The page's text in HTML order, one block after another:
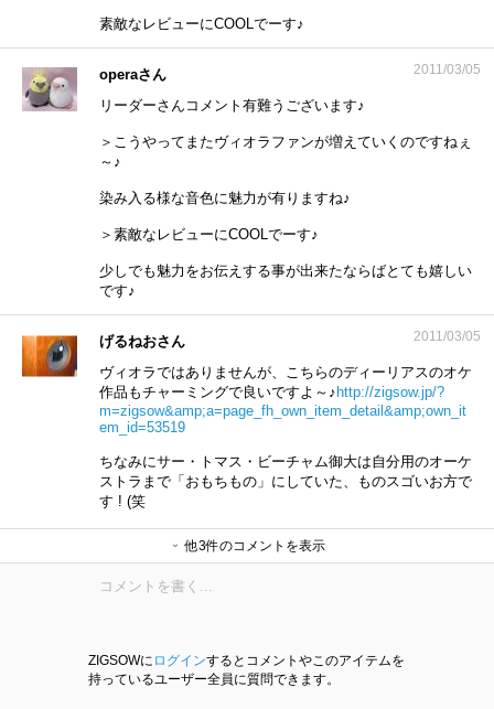
素敵なレビューにCOOLでーす♪
operaさん 2011/03/05
リーダーさんコメント有難うございます♪
＞こうやってまたヴィオラファンが増えていくのですねぇ
～♪
染み入る様な音色に魅力が有りますね♪
＞素敵なレビューにCOOLでーす♪
少しでも魅力をお伝えする事が出来たならばとても嬉しい
です♪
げるねおさん 2011/03/05
ヴィオラではありませんが、こちらのディーリアスのオケ
作品もチャーミングで良いですよ～♪ http://zigsow.jp/?
m=zigsow&amp;a=page_fh_own_item_detail&amp;own_it
em_id=53519
ちなみにサー・トマス・ビーチャム御大は自分用のオーケ
ストラまで「おもちもの」にしていた、ものスゴいお方で
す ! (笑
Moominさん他3件のコメントを表示
ZIGSOWに ログインするとコメントやこのアイテムを
持っているユーザー全員に質問できます。